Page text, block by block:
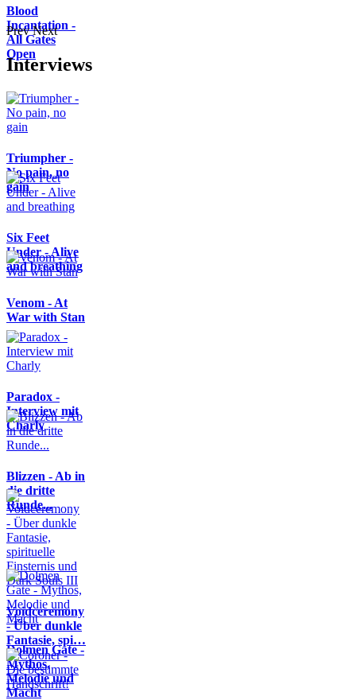
Blood
Incantation -
All Gates
Open
Prev Next
Interviews
Triumpher -
No pain, no
gain
Six Feet
Under - Alive
and breathing
Venom - At
War with Stan
Paradox -
Interview mit
Charly
Blizzen - Ab in
die dritte
Runde...
Voidceremony
- Über dunkle
Fantasie, spi…
Dolmen Gate -
Mythos,
Melodie und
Macht